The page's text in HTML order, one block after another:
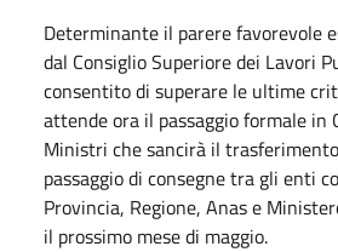
Determinante il parere favorevole
dal Consiglio Superiore dei Lavori
consentito di superare le ultime
attende ora il passaggio formale in
Ministri che sancirà il
passaggio di consegne tra gli enti
Provincia, Regione, Anas e
il prossimo mese di maggio.